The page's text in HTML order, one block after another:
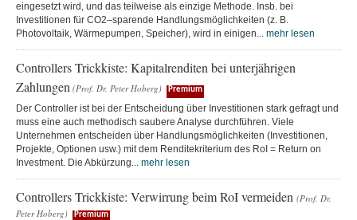
eingesetzt wird, und das teilweise als einzige Methode. Insb. bei
Investitionen für CO2–sparende Handlungsmöglichkeiten (z. B.
Photovoltaik, Wärmepumpen, Speicher), wird in einigen... mehr lesen
Controllers Trickkiste: Kapitalrenditen bei unterjährigen
Zahlungen (Prof. Dr. Peter Hoberg) Premium
Der Controller ist bei der Entscheidung über Investitionen stark gefragt und
muss eine auch methodisch saubere Analyse durchführen. Viele
Unternehmen entscheiden über Handlungsmöglichkeiten (Investitionen,
Projekte, Optionen usw.) mit dem Renditekriterium des RoI = Return on
Investment. Die Abkürzung... mehr lesen
Controllers Trickkiste: Verwirrung beim RoI vermeiden (Prof. Dr.
Peter Hoberg)
Premium